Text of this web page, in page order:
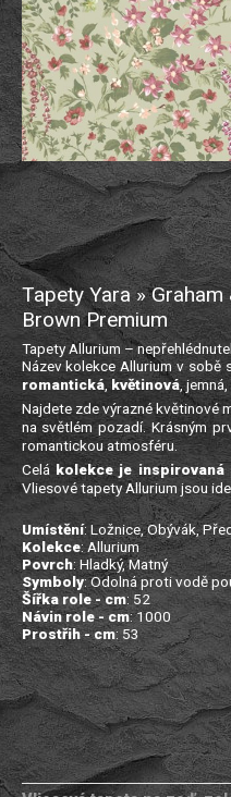
Tapety Yara »
Brown Premium
Tapety Allurium –
Název kolekce Allurium v
romantická,květinová,
Najdete zde výrazné květinové
na světlém pozadí. Krásným
romantickou atmosféru.
Celá kolekce je
Vliesové tapety Allurium jsou
Umístění: Ložnice, Obývák,
Kolekce: Allurium
Povrch: Hladký, Matný
Symboly: Odolná proti vodě
Šířka role - cm: 52
Návin role - cm: 1000
Prostřih - cm: 53